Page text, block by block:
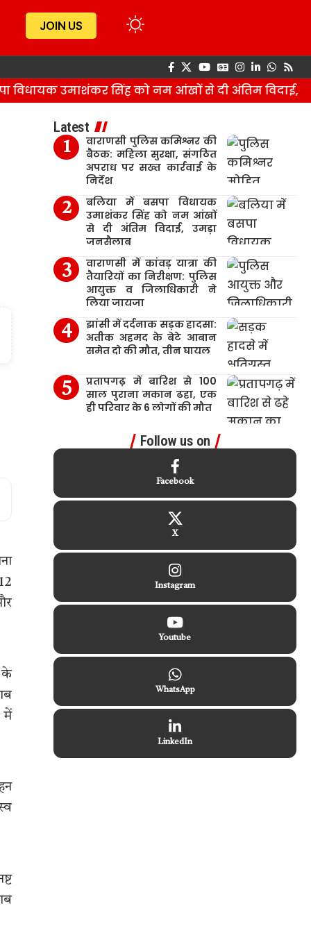
JOIN US
उमाशंकर सिंह को नम आंखों से दी अंतिम विदाई,
के
में
Latest
वाराणसी पुलिस कमिश्नर की
बैठक: महिला सुरक्षा, संगठित
अपराध पर सख्त कार्रवाई के
निर्देश
बलिया में बसपा विधायक
उमाशंकर सिंह को नम आंखों
से दी अंतिम विदाई, उमड़ा
जनसैलाब
वाराणसी में कांवड़ यात्रा की
तैयारियों का निरीक्षण: पुलिस
आयुक्त व जिलाधिकारी ने
लिया जायजा
झांसी में दर्दनाक सड़क हादसा:
अतीक अहमद के बेटे आबान
समेत दो की मौत, तीन घायल
प्रतापगढ़ में बारिश से 100
साल पुराना मकान ढहा, एक
ही परिवार के 6 लोगों की मौत
Follow us on
Facebook
X
Instagram
Youtube
WhatsApp
LinkedIn